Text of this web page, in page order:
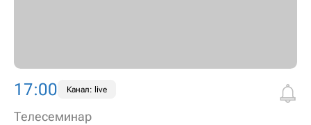
17:00 Канал: live
Телесеминар